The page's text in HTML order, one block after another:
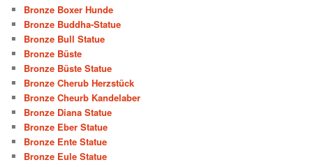
Bronze Boxer Hunde
Bronze Buddha-Statue
Bronze Bull Statue
Bronze Büste
Bronze Büste Statue
Bronze Cherub Herzstück
Bronze Cheurb Kandelaber
Bronze Diana Statue
Bronze Eber Statue
Bronze Ente Statue
Bronze Eule Statue